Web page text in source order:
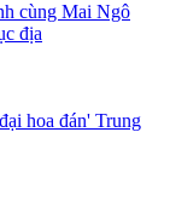
cùng Mai Ngô
địa
hoa đán' Trung